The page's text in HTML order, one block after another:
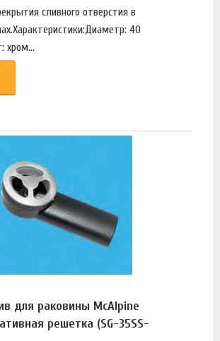
сливного отверстия в
40
хром...
для раковины McAlpine
решетка (SG-35SS-